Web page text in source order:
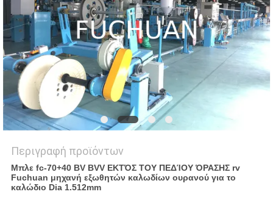
SITEMAP
PRIVACY
POLICY
Περιγραφή προϊόντων
Μπλε fc-70+40 BV BVV ΕΚΤΌΣ ΤΟΥ ΠΕΔΊΟΥ ΌΡΑΣΗΣ rv
Fuchuan μηχανή εξωθητών καλωδίων ουρανού για το
καλώδιο Dia 1.512mm